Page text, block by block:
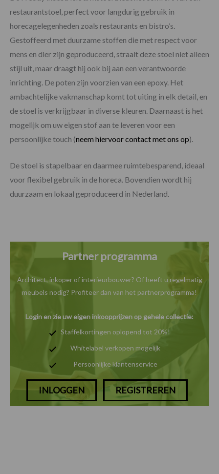
restaurantstoel, perfect voor langdurig gebruik in
horecagelegenheden zoals restaurants en bistro’s.
Gestoffeerd met duurzame stoffen die met respect voor
mens en dier zijn geproduceerd, straalt deze stoel niet alleen
stijl uit, maar draagt hij ook bij aan een verantwoorde
inrichting. De poten zijn voorzien van een epoxy. Het
ambachtelijke vakmanschap komt tot uiting in elk detail, en
de stoel is verkrijgbaar in diverse kleuren. Daarnaast is het
mogelijk om uw eigen stof aan te leveren voor een
persoonlijke touch (neem hiervoor contact met ons op).
De stoel is stapelbaar en daarmee ruimtebesparend, ideaal
voor flexibel gebruik in de horeca. Bovendien wordt hij
duurzaam en lokaal geproduceerd in Nederland.
Partner programma
Architect, inkoper of interieurbouwer? Of heeft u regelmatig
meubels nodig? Profiteer dan van het partnerprogramma!
Login en zie uw eigen inkoopprijzen op gehele collectie:
Staffelkortingen oplopend tot 20%!
Whitelabel verkopen mogelijk
Persoonlijke klantenservice
INLOGGEN REGISTREREN